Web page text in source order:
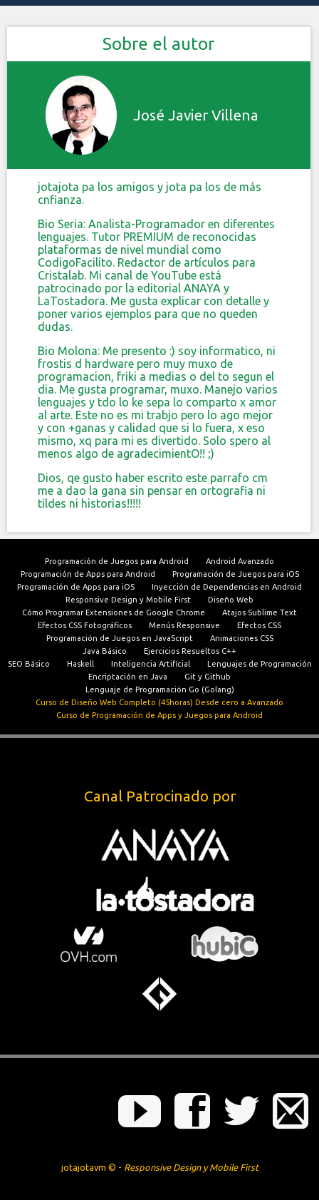
Sobre el autor
José Javier Villena
jotajota pa los amigos y jota pa los de más
cnfianza.
Bio Seria: Analista-Programador en diferentes
lenguajes. Tutor PREMIUM de reconocidas
plataformas de nivel mundial como
CodigoFacilito. Redactor de artículos para
Cristalab. Mi canal de YouTube está
patrocinado por la editorial ANAYA y
LaTostadora. Me gusta explicar con detalle y
poner varios ejemplos para que no queden
dudas.
Bio Molona: Me presento :) soy informatico, ni
frostis d hardware pero muy muxo de
programacion, friki a medias o del to segun el
dia. Me gusta programar, muxo. Manejo varios
lenguajes y tdo lo ke sepa lo comparto x amor
al arte. Este no es mi trabjo pero lo ago mejor
y con +ganas y calidad que si lo fuera, x eso
mismo, xq para mi es divertido. Solo spero al
menos algo de agradecimientO!! ;)
Dios, qe gusto haber escrito este parrafo cm
me a dao la gana sin pensar en ortografia ni
tildes ni historias!!!!!
Programación de Juegos para Android
Android Avanzado
Programación de Apps para Android
Programación de Juegos para iOS
Programación de Apps para iOS
Inyección de Dependencias en Android
Responsive Design y Mobile First
Diseño Web
Cómo Programar Extensiones de Google Chrome
Atajos Sublime Text
Efectos CSS Fotográficos
Menús Responsive
Efectos CSS
Programación de Juegos en JavaScript
Animaciones CSS
Java Básico
Ejercicios Resueltos C++
SEO Básico
Haskell Inteligencia Artificial
Lenguajes de Programación
Encriptación en Java
Git y Github
Lenguaje de Programación Go (Golang)
Curso de Diseño Web Completo (45horas) Desde cero a Avanzado
Curso de Programación de Apps y Juegos para Android
Canal Patrocinado por
jotajotavm © - Responsive Design y Mobile First